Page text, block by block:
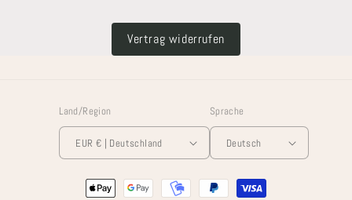
Vertrag widerrufen
Land/Region
EUR € | Deutschland
Sprache
Deutsch
Zahlungsmethoden